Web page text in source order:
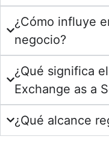
¿Cómo influye
negocio?
¿Qué significa
Exchange as a
¿Qué alcance